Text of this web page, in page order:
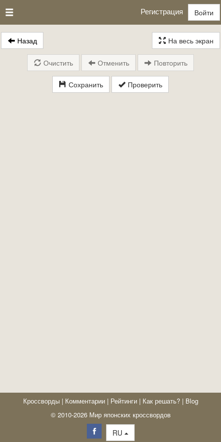
Регистрация Войти
Назад На весь экран
Сохранить Проверить
Очистить Отменить Повторить
Кроссворды | Комментарии | Рейтинги | Как решать? | Blog
© 2010-2026 Мир японских кроссвордов
RU